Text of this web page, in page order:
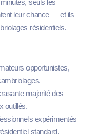
seuls les
leur chance — et ils
résidentiels.
opportunistes,
majorité des
outillés.
expérimentés
standard.